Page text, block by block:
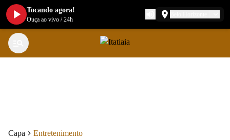
Capa Entretenimento
Tocando agora!
Ouça ao vivo /24h